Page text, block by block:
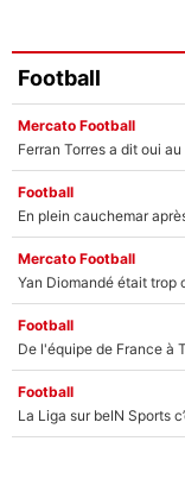
Football
Mercato Football
Football
Mercato Football
Football
Football